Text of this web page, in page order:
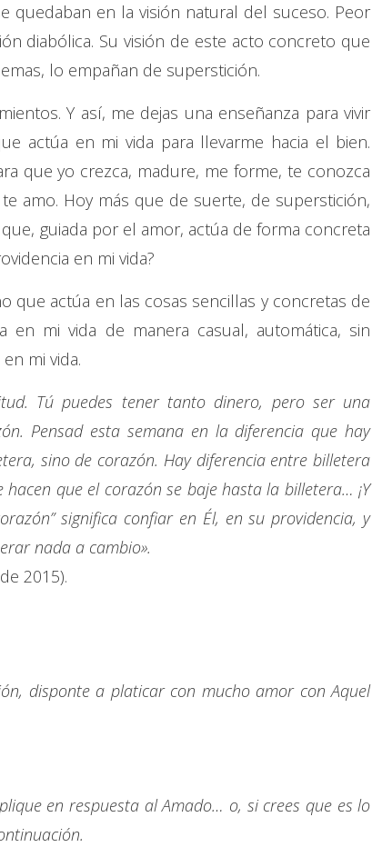
quedaban en la visión natural del suceso. Peor
diabólica. Su visión de este acto concreto que
lo empañan de superstición.
Y así, me dejas una enseñanza para vivir
actúa en mi vida para llevarme hacia el bien.
que yo crezca, madure, me forme, te conozca
amo. Hoy más que de suerte, de superstición,
guiada por el amor, actúa de forma concreta
en mi vida?
que actúa en las cosas sencillas y concretas de
mi vida de manera casual, automática, sin
mi vida.
Tú puedes tener tanto dinero, pero ser una
Pensad esta semana en la diferencia que hay
sino de corazón. Hay diferencia entre billetera
que el corazón se baje hasta la billetera… ¡Y
significa confiar en Él, en su providencia, y
nada a cambio».
2015).
disponte a platicar con mucho amor con Aquel
en respuesta al Amado… o, si crees que es lo